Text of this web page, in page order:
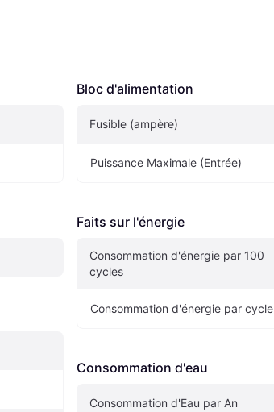
Bloc d'alimentation
Fusible (ampère)
Puissance Maximale (Entrée)
Faits sur l'énergie
Consommation d'énergie par 100
cycles
Consommation d'énergie par cycle
Consommation d'eau
Consommation d'Eau par An